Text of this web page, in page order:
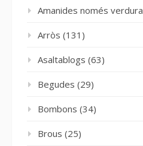
Amanides només verdura
Arròs (131)
Asaltablogs (63)
Begudes (29)
Bombons (34)
Brous (25)